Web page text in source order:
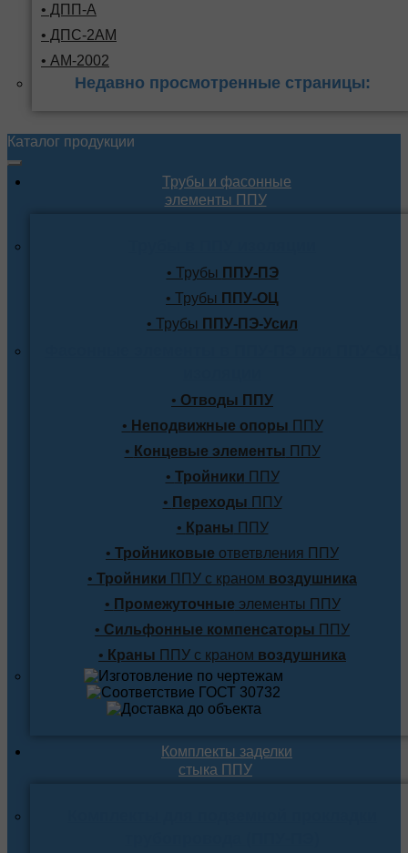
• ДПП-А
• ДПС-2АМ
• АМ-2002
Недавно просмотренные страницы:
Каталог продукции
Трубы и фасонные
элементы ППУ
• Трубы ППУ-ПЭ
• Трубы ППУ-ОЦ
• Трубы ППУ-ПЭ-Усил
• Отводы ППУ
• Неподвижные опоры ППУ
• Концевые элементы ППУ
• Тройники ППУ
• Переходы ППУ
• Краны ППУ
• Тройниковые ответвления ППУ
• Тройники ППУ с краном воздушника
• Промежуточные элементы ППУ
• Сильфонные компенсаторы ППУ
• Краны ППУ с краном воздушника
Комплекты заделки
стыка ППУ